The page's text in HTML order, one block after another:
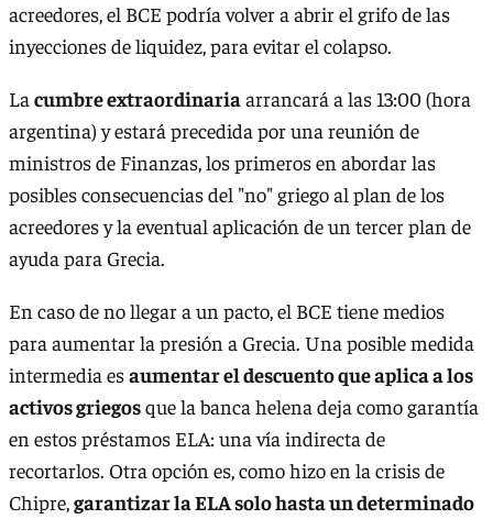
acreedores, el BCE podría volver a abrir el grifo de las
inyecciones de liquidez, para evitar el colapso.
La cumbre extraordinariaarrancará a las 13:00 (hora
argentina) y estará precedida por una reunión de
ministros de Finanzas, los primeros en abordar las
posibles consecuencias del "no" griego al plan de los
acreedores y la eventual aplicación de un tercer plan de
ayuda para Grecia.
En caso de no llegar a un pacto, el BCE tiene medios
para aumentar la presión a Grecia. Una posible medida
intermedia esaumentar el descuento que aplica a los
activos griegosque la banca helena deja como garantía
en estos préstamos ELA: una vía indirecta de
recortarlos. Otra opción es, como hizo en la crisis de
Chipre, garantizar la ELA solo hasta un determinado